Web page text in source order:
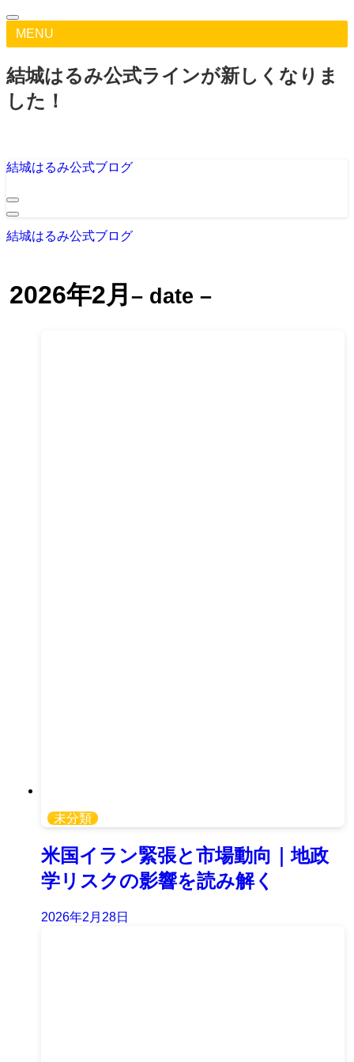
MENU
結城はるみ公式ラインが新しくなりま
した！
結城はるみ公式ブログ
結城はるみ公式ブログ
2026年2月– date –
未分類
米国イラン緊張と市場動向｜地政
学リスクの影響を読み解く
2026年2月28日